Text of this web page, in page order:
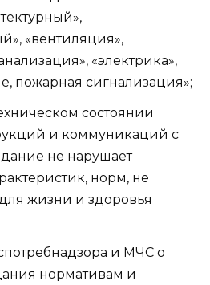
«вентиляция»,
«электрика»,
пожарная сигнализация»;
состоянии
и коммуникаций с
не нарушает
норм, не
жизни и здоровья
и МЧС о
нормативам и